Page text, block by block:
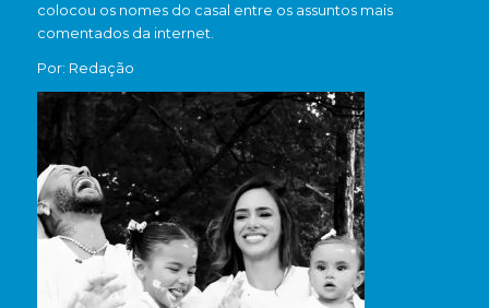
colocou os nomes do casal entre os assuntos mais
comentados da internet.
Por: Redação